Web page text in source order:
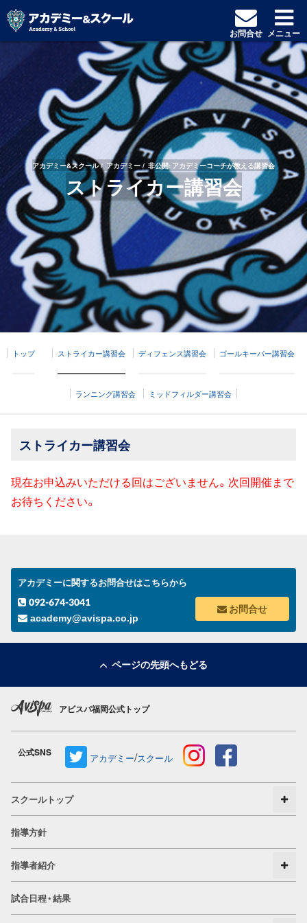
アカデミー&スクール アカデミー 非公開: アカデミーコーチが教える講習会
ストライカー講習会
お問合せ メニュー
トップ ストライカー講習会 ディフェンス講習会 ゴールキーパー講習会
ランニング講習会 ミッドフィルダー講習会
ストライカー講習会
現在お申込みいただける回はございません。次回開催まで
お待ちください。
アカデミーに関するお問合せはこちらから
092-674-3041
academy@avispa.co.jp
お問合せ
ページの先頭へもどる
アビスパ福岡公式トップ
公式SNS アカデミー/スクール
スクールトップ
指導方針
指導者紹介
試合日程・結果